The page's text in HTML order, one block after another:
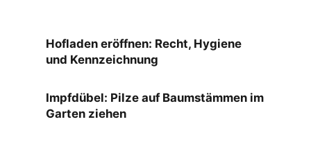
Hofladen eröffnen: Recht, Hygiene
und Kennzeichnung
Impfdübel: Pilze auf Baumstämmen im
Garten ziehen